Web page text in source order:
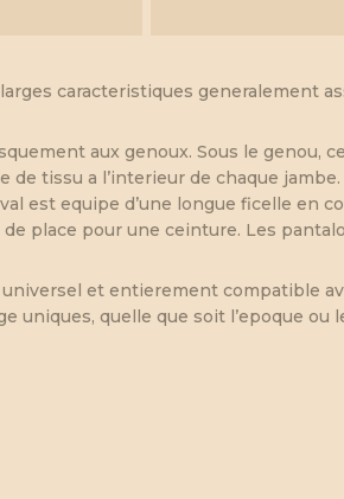
caracteristiques generalement
aux genoux. Sous le genou,
tissu a l’interieur de chaque
est equipe d’une longue ficelle en
place pour une ceinture. Les
et entierement compatible
uniques, quelle que soit l’epoque ou